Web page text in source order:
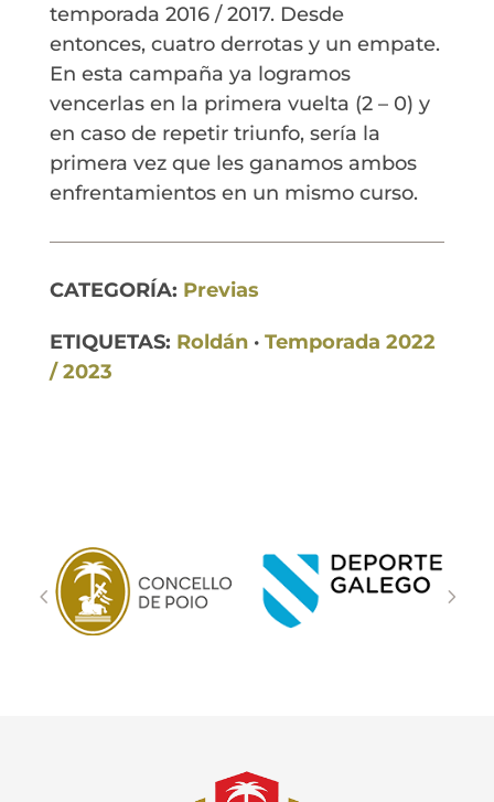
temporada 2016 / 2017. Desde
entonces, cuatro derrotas y un empate.
En esta campaña ya logramos
vencerlas en la primera vuelta (2 – 0) y
en caso de repetir triunfo, sería la
primera vez que les ganamos ambos
enfrentamientos en un mismo curso.
CATEGORÍA: Previas
ETIQUETAS: Roldán· Temporada 2022
/ 2023